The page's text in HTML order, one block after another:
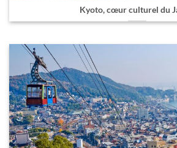
Kyoto, cœur culturel du